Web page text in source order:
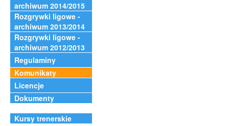
archiwum 2014/2015
Rozgrywki ligowe -
archiwum 2013/2014
Rozgrywki ligowe -
archiwum 2012/2013
Regulaminy
Komunikaty
Licencje
Dokumenty
Kursy trenerskie